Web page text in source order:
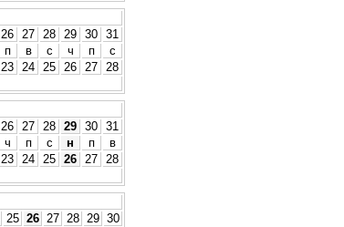
26 27 28 29 30 31
п в с ч п
с
23 24 25 26 27
28
26 27 28 29 30 31
ч п с н п
в
23 24 25 26 27
28
25 26 27 28 29 30